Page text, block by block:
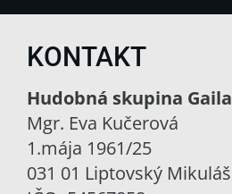
KONTAKT
Hudobná skupina
Mgr. Eva Kučerová
1.mája 1961/25
031 01 Liptovský Mikuláš